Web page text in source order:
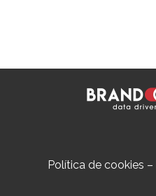
Política de cookies –